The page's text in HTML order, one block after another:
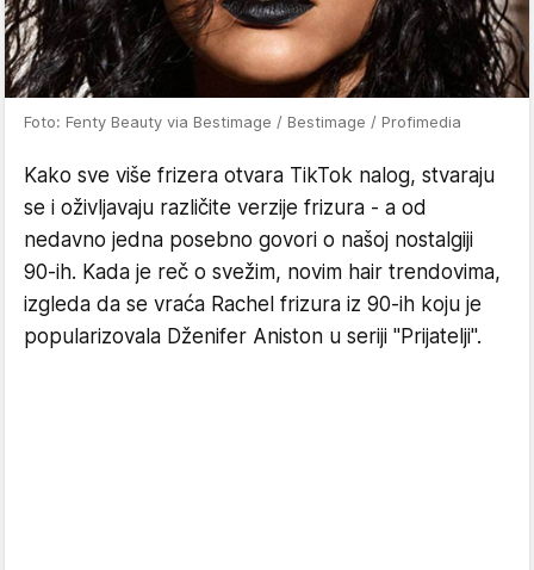
Foto: Fenty Beauty via Bestimage / Bestimage / Profimedia
Kako sve više frizera otvara TikTok nalog, stvaraju
se i oživljavaju različite verzije frizura - a od
nedavno jedna posebno govori o našoj nostalgiji
90-ih. Kada je reč o svežim, novim hair trendovima,
izgleda da se vraća Rachel frizura iz 90-ih koju je
popularizovala Dženifer Aniston u seriji "Prijatelji".